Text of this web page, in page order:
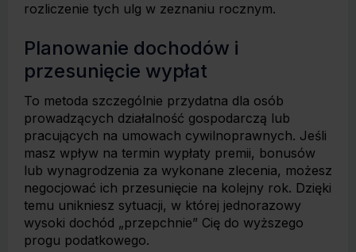
rozliczenie tych ulg w zeznaniu rocznym.
Planowanie dochodów i
przesunięcie wypłat
To metoda szczególnie przydatna dla osób
prowadzących działalność gospodarczą lub
pracujących na umowach cywilnoprawnych. Jeśli
masz wpływ na termin wypłaty premii, bonusów
lub wynagrodzenia za wykonane zlecenia, możesz
negocjować ich przesunięcie na kolejny rok. Dzięki
temu unikniesz sytuacji, w której jednorazowy
wysoki dochód „przepchnie” Cię do wyższego
progu podatkowego.